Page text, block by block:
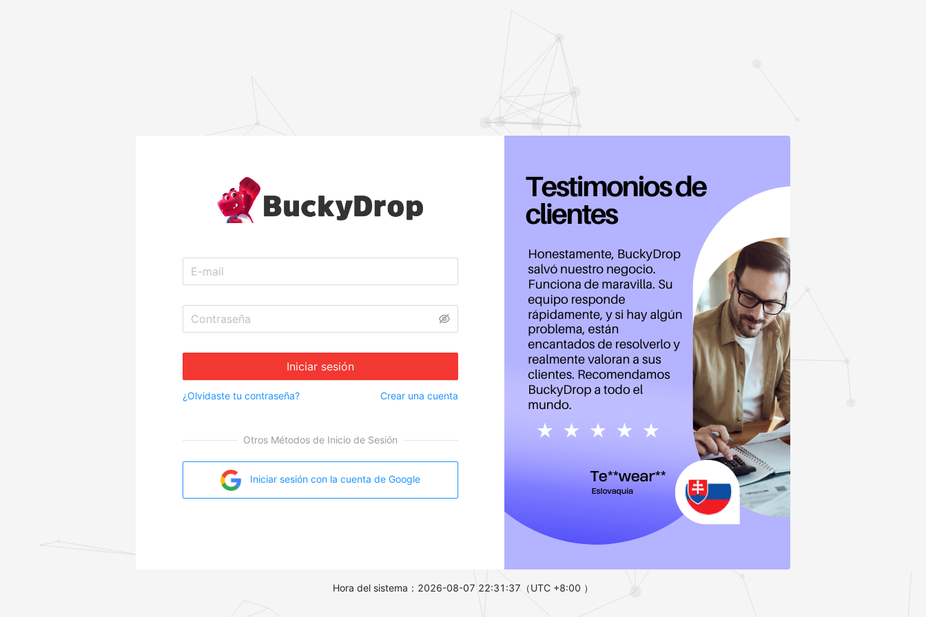
Iniciar sesión
¿Olvidaste tu contraseña? Crear una cuenta
Otros Métodos de Inicio de Sesión
Iniciar sesión con la cuenta de Google
Hora del sistema：2026-08-07 22:31:38 （UTC +8:00 ）